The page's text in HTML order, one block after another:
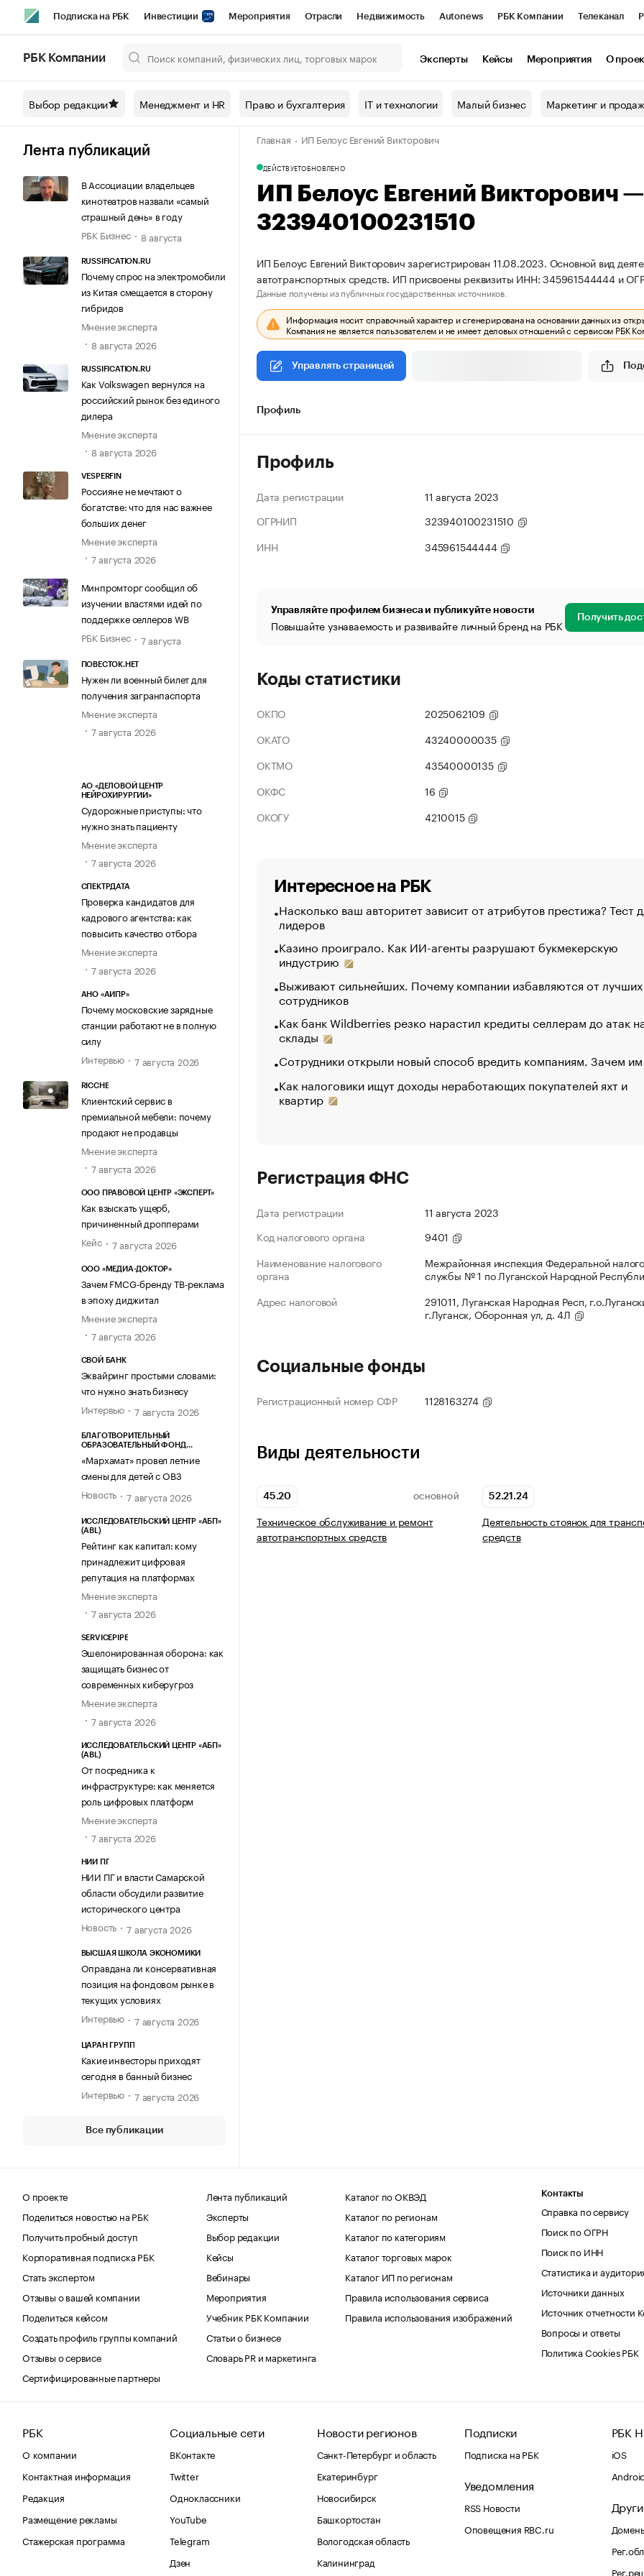
Подписка на РБК Инвестиции Мероприятия Отрасли Недвижимость Autonews РБК Компании Телеканал
Спецпроекты СПб Конференции СПб Спецпроекты Проверка контрагентов
Технологии и медиа Рынок наличной валюты
РБК Компании Эксперты Кейсы Мероприятия О
Выбор редакции Менеджмент и HR Право и бухгалтерия IT и технологии Малый бизнес Маркетинг и
Лента публикаций
В Ассоциации владельцев
кинотеатров назвали «самый
страшный день» в году
РБК Бизнес
8 августа
RUSSIFICATION.RU
Почему спрос на электромобили
из Китая смещается в сторону
гибридов
Мнение эксперта
8 августа 2026
RUSSIFICATION.RU
Как Volkswagen вернулся на
российский рынок без единого
дилера
Мнение эксперта
8 августа 2026
VESPERFIN
Россияне не мечтают о
богатстве: что для нас важнее
больших денег
Мнение эксперта
7 августа 2026
Минпромторг сообщил об
изучении властями идей по
поддержке селлеров WB
РБК Бизнес
7 августа
ПОВЕСТОК.НЕТ
Нужен ли военный билет для
получения загранпаспорта
Мнение эксперта
7 августа 2026
АО «ДЕЛОВОЙ ЦЕНТР
НЕЙРОХИРУРГИИ»
Судорожные приступы: что
нужно знать пациенту
Мнение эксперта
7 августа 2026
СПЕКТРДАТА
Проверка кандидатов для
кадрового агентства: как
повысить качество отбора
Мнение эксперта
7 августа 2026
АНО «АИПР»
Почему московские зарядные
станции работают не в полную
силу
Интервью
7 августа 2026
RICCHE
Клиентский сервис в
премиальной мебели: почему
продают не продавцы
Мнение эксперта
7 августа 2026
ООО ПРАВОВОЙ ЦЕНТР «ЭКСПЕРТ»
Как взыскать ущерб,
причиненный дропперами
Кейс
7 августа 2026
ООО «МЕДИА-ДОКТОР»
Зачем FMCG-бренду ТВ-реклама
в эпоху диджитал
Мнение эксперта
7 августа 2026
СВОЙ БАНК
Эквайринг простыми словами:
что нужно знать бизнесу
Интервью
7 августа 2026
БЛАГОТВОРИТЕЛЬНЫЙ
ОБРАЗОВАТЕЛЬНЫЙ ФОНД
«Мархамат» провел летние
смены для детей с ОВЗ
Новость
7 августа 2026
ИССЛЕДОВАТЕЛЬСКИЙ ЦЕНТР «АБП»
(ABL)
Рейтинг как капитал: кому
принадлежит цифровая
репутация на платформах
Мнение эксперта
7 августа 2026
SERVICEPIPE
Эшелонированная оборона: как
защищать бизнес от
современных киберугроз
Мнение эксперта
7 августа 2026
ИССЛЕДОВАТЕЛЬСКИЙ ЦЕНТР «АБП»
(ABL)
От посредника к
инфраструктуре: как меняется
роль цифровых платформ
Мнение эксперта
7 августа 2026
НИИ ПГ
НИИ ПГ и власти Самарской
области обсудили развитие
исторического центра
Новость
7 августа 2026
ВЫСШАЯ ШКОЛА ЭКОНОМИКИ
Оправдана ли консервативная
позиция на фондовом рынке в
текущих условиях
Интервью
7 августа 2026
ЦАРАН ГРУПП
Какие инвесторы приходят
сегодня в банный бизнес
Интервью
7 августа 2026
Все публикации
Главная ИП Белоус Евгений Викторович
ДЕЙСТВУЕТОБНОВЛЕНО
ИП Белоус Евгений Викторович
323940100231510
ИП Белоус Евгений Викторович зарегистрирован 11.08.2023. Основной вид
автотранспортных средств. ИП присвоены реквизиты ИНН: 345961544444 и
Данные получены из публичных государственных источников.
Информация носит справочный характер и сгенерирована на основании данных из
Компания не является пользователем и не имеет деловых отношений с сервисом РБК
Управлять страницей
Профиль
Профиль
Дата регистрации
11 августа 2023
ОГРНИП
323940100231510
ИНН
345961544444
Управляйте профилем бизнеса и публикуйте новости
Повышайте узнаваемость и развивайте личный бренд на РБК Получить
Коды статистики
ОКПО
2025062109
ОКАТО
43240000035
ОКТМО
43540000135
ОКФС
16
ОКОГУ
4210015
Интересное на РБК
Насколько ваш авторитет зависит от атрибутов престижа? Тест
лидеров
Казино проиграло. Как ИИ-агенты разрушают букмекерскую
индустрию
Выживают сильнейших. Почему компании избавляются от лучших
сотрудников
Как банк Wildberries резко нарастил кредиты селлерам до атак
склады
Сотрудники открыли новый способ вредить компаниям. Зачем
Как налоговики ищут доходы неработающих покупателей яхт и
квартир
Регистрация ФНС
Дата регистрации
11 августа 2023
Код налогового органа
9401
Наименование налогового
органа
Межрайонная инспекция Федеральной
службы № 1 по Луганской Народной
Адрес налоговой
291011, Луганская Народная Респ,
г.Луганск, Оборонная ул, д. 4Л
Социальные фонды
Регистрационный номер СФР 1128163274
Виды деятельности
45.20 ОСНОВНОЙ
Техническое обслуживание и ремонт
автотранспортных средств
52.21.24
Деятельность стоянок для
средств
О проекте
Поделиться новостью на РБК
Получить пробный доступ
Корпоративная подписка РБК
Стать экспертом
Отзывы о вашей компании
Поделиться кейсом
Создать профиль группы компаний
Отзывы о сервисе
Сертифицированные партнеры
Лента публикаций
Эксперты
Выбор редакции
Кейсы
Вебинары
Мероприятия
Учебник РБК Компании
Статьи о бизнесе
Словарь PR и маркетинга
Каталог по ОКВЭД
Каталог по регионам
Каталог по категориям
Каталог торговых марок
Каталог ИП по регионам
Правила использования сервиса
Правила использования изображений
Контакты
Справка по сервису
Поиск по ОГРН
Поиск по ИНН
Статистика и
Источники данных
Источник отчетности
Вопросы и ответы
Политика Cookies РБК
РБК
О компании
Контактная информация
Редакция
Размещение рекламы
Стажерская программа
Социальные сети
ВКонтакте
Twitter
Одноклассники
YouTube
Telegram
Дзен
Новости регионов
Санкт-Петербург и область
Екатеринбург
Новосибирск
Башкортостан
Вологодская область
Калининград
Подписки
Подписка на РБК
Уведомления
RSS Новости
Оповещения RBC.ru
РБК
iOS